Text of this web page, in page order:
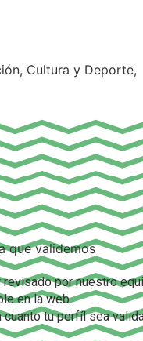
Cultura y Deporte,
que validemos
por nuestro
en la web.
tu perfíl sea